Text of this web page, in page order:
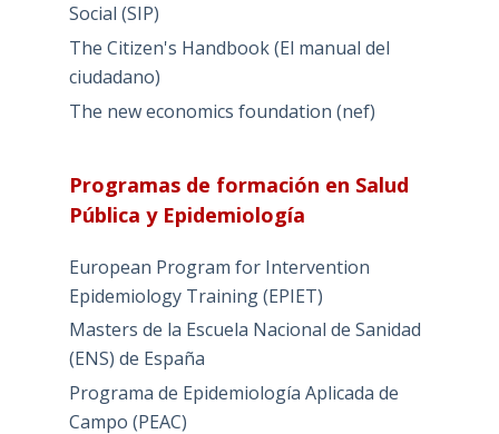
Social (SIP)
The Citizen's Handbook (El manual del
ciudadano)
The new economics foundation (nef)
Programas de formación en Salud
Pública y Epidemiología
European Program for Intervention
Epidemiology Training (EPIET)
Masters de la Escuela Nacional de Sanidad
(ENS) de España
Programa de Epidemiología Aplicada de
Campo (PEAC)